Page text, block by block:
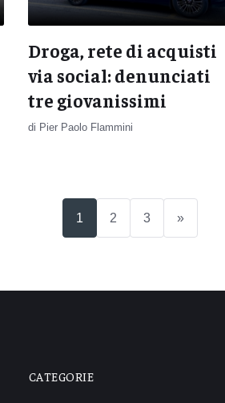
Droga, rete di acquisti
via social: denunciati
tre giovanissimi
di Pier Paolo Flammini
1 (current)
2 3 »
CATEGORIE